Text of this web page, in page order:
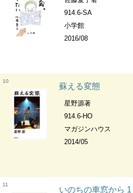
914.6-SA
小学館
2016/08
10
蘇える変態
星野源著
914.6-HO
マガジンハウス
2014/05
11
いのちの車窓から 1